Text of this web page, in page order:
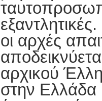
οι αρχές
αρχικού
στην Ελλάδα